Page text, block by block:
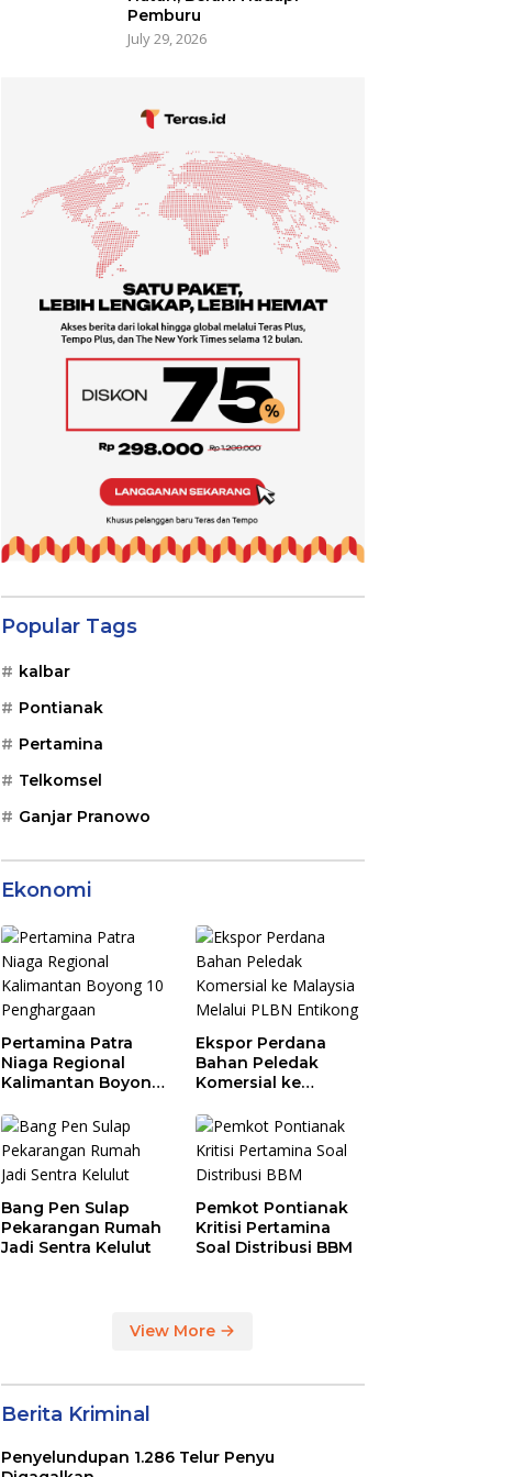
Pemburu
July 29, 2026
Popular Tags
kalbar
Pontianak
Pertamina
Telkomsel
Ganjar Pranowo
Ekonomi
Pertamina Patra
Niaga Regional
Kalimantan Boyong
Ekspor Perdana
Bahan Peledak
Komersial ke
PLBN Entikong
Bang Pen Sulap
Pekarangan Rumah
Jadi Sentra Kelulut
Pemkot Pontianak
Kritisi Pertamina
Soal Distribusi BBM
View More
Berita Kriminal
Penyelundupan 1.286 Telur Penyu